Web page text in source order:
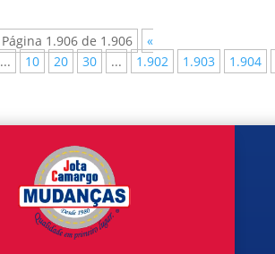
Página 1.906 de 1.906
«
... 10 20 30 ... 1.902 1.903 1.904